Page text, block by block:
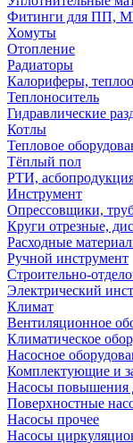
Фитинги для ПП,
Хомуты
Отопление
Радиаторы
Калориферы,
Теплоноситель
Гидравлические
Котлы
Тепловое
Тёплый пол
РТИ,
Инструмент
Опрессовщики,
Круги отрезные,
Расходные
Ручной инструмент
Строительно-
Электрический
Климат
Вентиляционное
Климатическое
Насосное
Комплектующие и
Насосы повышения
Поверхностные
Насосы прочее
Насосы